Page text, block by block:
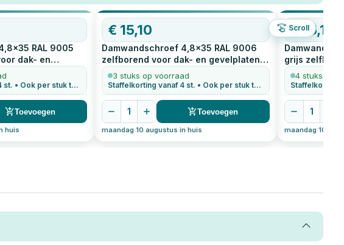
Scroll
RAL 9005
dak- en
Staffelkorting vanaf 4 st. • Ook per stuk te bestellen
Toevoegen
huis
€ 15,10
Damwandschroef 4,8x35 RAL 9006
zelfborend voor dak- en gevelplaten
verzinkt
3 stuks op voorraad
Staffelkorting vanaf 4 st. • Ook per stuk te bestellen
1 Toevoegen
maandag 10 augustus in huis
€15,10
grijs
gevelplaten
4 stuks op
1
maandag 10